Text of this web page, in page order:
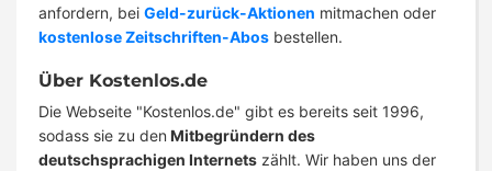
anfordern, bei Geld-zurück-Aktionen mitmachen oder
kostenlose Zeitschriften-Abos bestellen.
Über Kostenlos.de
Die Webseite "Kostenlos.de" gibt es bereits seit 1996,
sodass sie zu den Mitbegründern des
deutschsprachigen Internets zählt. Wir haben uns der